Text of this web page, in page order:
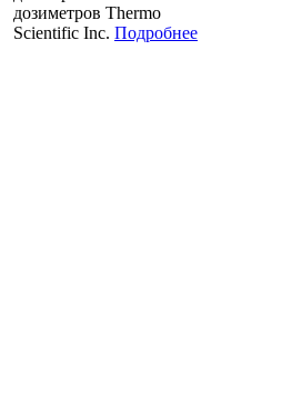
дозиметров Thermo
Scientific Inc. Подробнее